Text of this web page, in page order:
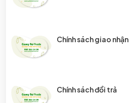
Chính sách giao nhận
Chính sách đổi trả